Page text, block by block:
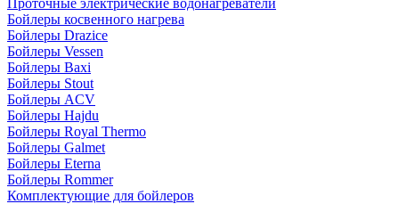
Проточные электрические водонагреватели
Бойлеры косвенного нагрева
Бойлеры Drazice
Бойлеры Vessen
Бойлеры Baxi
Бойлеры Stout
Бойлеры ACV
Бойлеры Hajdu
Бойлеры Royal Thermo
Бойлеры Galmet
Бойлеры Eterna
Бойлеры Rommer
Комплектующие для бойлеров